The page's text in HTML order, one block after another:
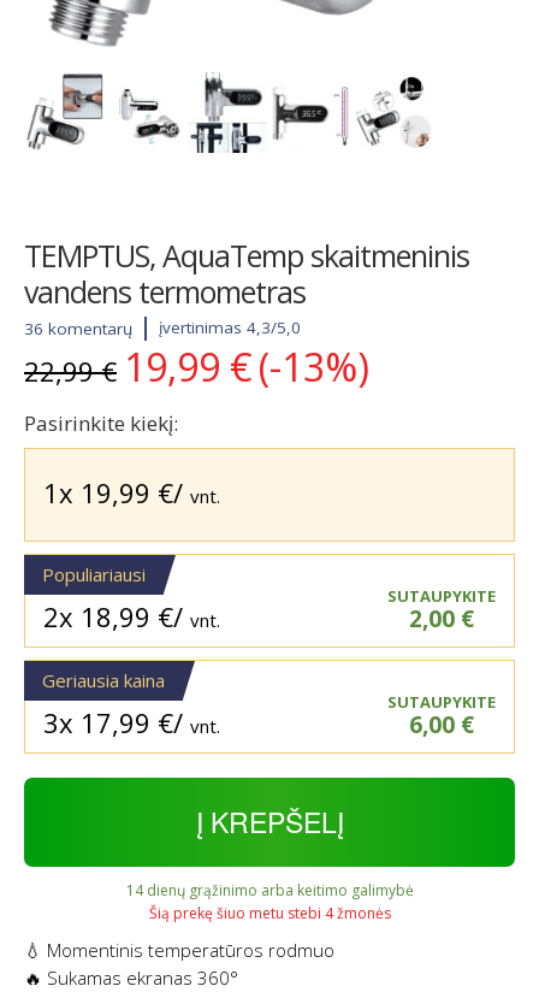
TEMPTUS, AquaTemp skaitmeninis
vandens termometras
36 komentarų įvertinimas 4,3/5,0
22,99€ Original
price
was:
22,99 €.
19,99 € Current
price
19,99 €.
(-13%)
Pasirinkite kiekį:
1x 19,99 €/ vnt.
Populiariausi
2x 18,99 €/ vnt.
SUTAUPYKITE
2,00 €
Geriausia kaina
3x 17,99 €/ vnt.
SUTAUPYKITE
6,00 €
Į KREPŠELĮ
14 dienų grąžinimo arba keitimo galimybė
Šią prekę šiuo metu stebi 4 žmonės
💧 Momentinis temperatūros rodmuo
🔥 Sukamas ekranas 360°